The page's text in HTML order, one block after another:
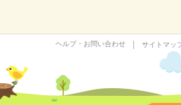
ヘルプ・お問い合わせ サイトマッ